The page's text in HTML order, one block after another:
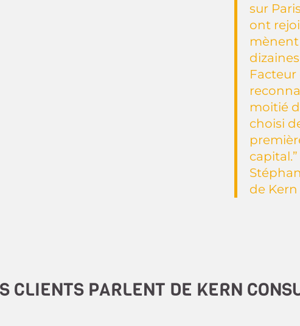
sur
ont
mènent
Facteur
moitié
choisi
capital.”
de
CLIENTS PARLENT DE KERN